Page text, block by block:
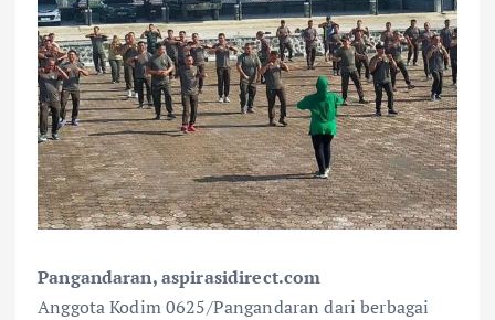
Pangandaran, aspirasidirect.com
Anggota Kodim 0625/Pangandaran dari berbagai